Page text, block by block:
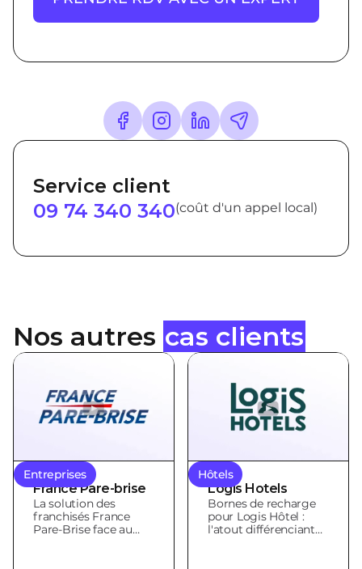
Service client
09 74 340 340(coût d'un appel local)
Nos autres cas clients
Entreprises
France Pare-brise
La solution des
franchisés France
Pare-Brise face au
Hôtels
Logis Hotels
Bornes de recharge
pour Logis Hôtel :
l'atout différenciant